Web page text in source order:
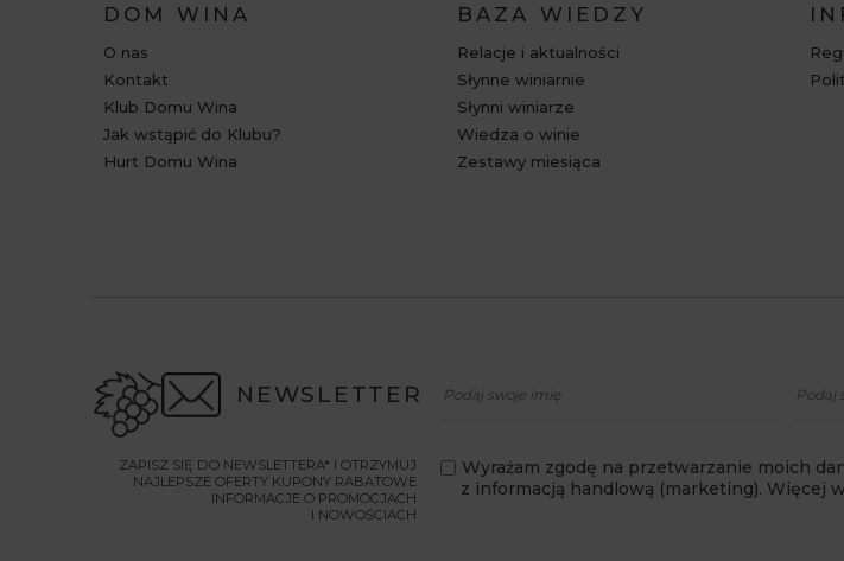
DOM WINA
O nas
Kontakt
Klub Domu Wina
Jak wstąpić do Klubu?
Hurt Domu Wina
BAZA WIEDZY
Relacje i aktualności
Słynne winiarnie
Słynni winiarze
Wiedza o winie
Zestawy miesiąca
NEWSLETTER
ZAPISZ SIĘ DO NEWSLETTERA* I OTRZYMUJ
NAJLEPSZE OFERTY KUPONY RABATOWE
INFORMACJE O PROMOCJACH
I NOWOŚCIACH
Wyrażam zgodę na przetwarzanie moich
z informacją handlową (marketing). Więcej w